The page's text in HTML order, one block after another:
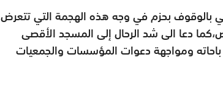
بالوقوف بحزم في وجه هذه الهجمة التي تتعرض
دعا الى شد الرحال إلى المسجد الأقصى
ومواجهة دعوات المؤسسات والجمعيات